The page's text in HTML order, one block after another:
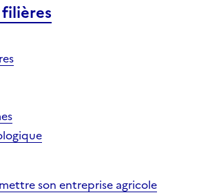
son entreprise agricole